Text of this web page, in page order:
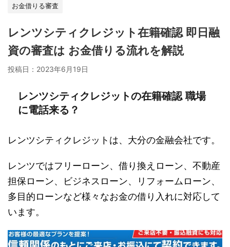
お金借りる審査
レンツシティクレジット在籍確認 即日融
資の審査は お金借りる流れを解説
投稿日： 2023年6月19日
レンツシティクレジットの在籍確認 職場
に電話来る？
レンツシティクレジットは、大分の金融会社です。
レンツではフリーローン、借り換えローン、不動産
担保ローン、ビジネスローン、リフォームローン、
多目的ローンなど様々なお金の借り入れに対応して
います。